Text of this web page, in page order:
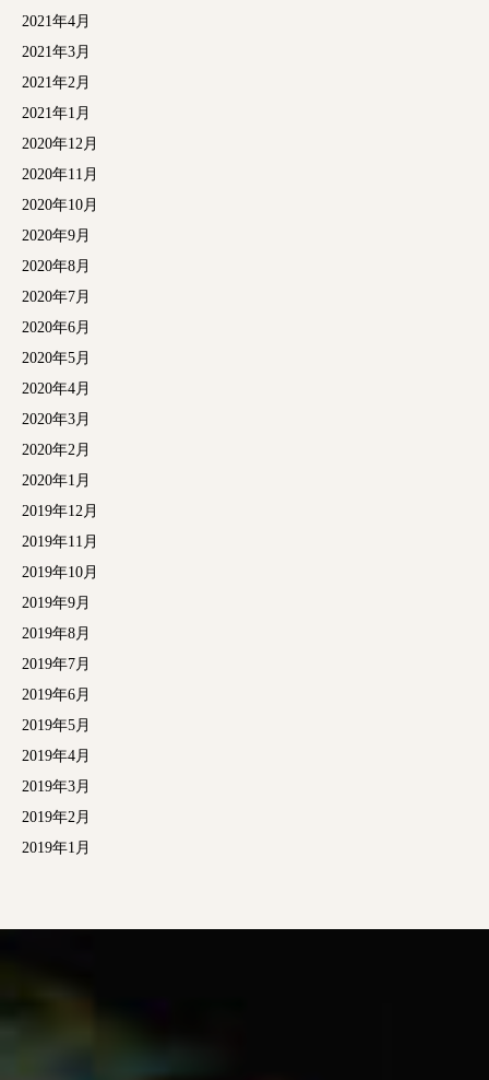
2021年4月
2021年3月
2021年2月
2021年1月
2020年12月
2020年11月
2020年10月
2020年9月
2020年8月
2020年7月
2020年6月
2020年5月
2020年4月
2020年3月
2020年2月
2020年1月
2019年12月
2019年11月
2019年10月
2019年9月
2019年8月
2019年7月
2019年6月
2019年5月
2019年4月
2019年3月
2019年2月
2019年1月